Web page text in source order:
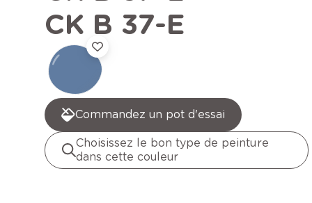
CK B 37-E
Commandez un pot d'essai
Choisissez le bon type de peinture
dans cette couleur